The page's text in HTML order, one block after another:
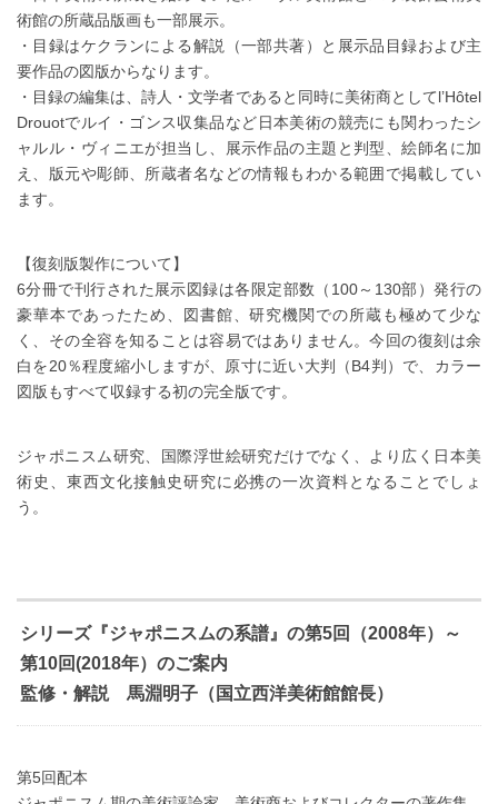
術館の所蔵品版画も一部展示。
・目録はケクランによる解説（一部共著）と展示品目録および主
要作品の図版からなります。
・目録の編集は、詩人・文学者であると同時に美術商としてl’Hôtel
Drouotでルイ・ゴンス収集品など日本美術の競売にも関わったシ
ャルル・ヴィニエが担当し、展示作品の主題と判型、絵師名に加
え、版元や彫師、所蔵者名などの情報もわかる範囲で掲載してい
ます。
【復刻版製作について】
6分冊で刊行された展示図録は各限定部数（100～130部）発行の
豪華本であったため、図書館、研究機関での所蔵も極めて少な
く、その全容を知ることは容易ではありません。今回の復刻は余
白を20％程度縮小しますが、原寸に近い大判（B4判）で、カラー
図版もすべて収録する初の完全版です。
ジャポニスム研究、国際浮世絵研究だけでなく、より広く日本美
術史、東西文化接触史研究に必携の一次資料となることでしょ
う。
シリーズ『ジャポニスムの系譜』の第5回（2008年）～
第10回(2018年）のご案内
監修・解説 馬淵明子（国立西洋美術館館長）
第5回配本